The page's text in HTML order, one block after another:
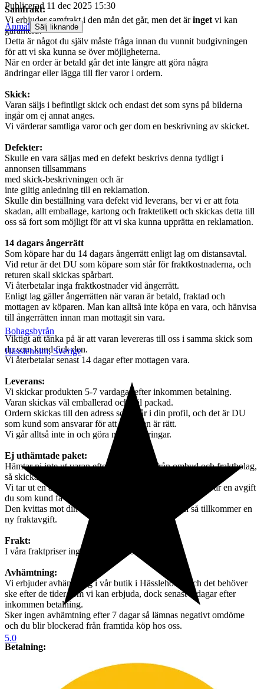
Samfrakt:
Vi erbjuder samfrakt i den mån det går, men det äringet vi kan
garantera!
Detta är något du själv måste fråga innan du vunnit budgivningen
för att vi ska kunna se över möjligheterna.
När en order är betald går det inte längre att göra några
ändringar eller lägga till fler varor i ordern.
Skick:
Varan säljs i befintligt skick och endast det som syns på bilderna
ingår om ej annat anges.
Vi värderar samtliga varor och ger dom en beskrivning av skicket.
Defekter:
Skulle en vara säljas med en defekt beskrivs denna tydligt i
annonsen tillsammans
med skick-beskrivningen och är
inte giltig anledning till en reklamation.
Skulle din beställning vara defekt vid leverans, ber vi er att fota
skadan, allt emballage, kartong och fraktetikett och skickas detta till
oss så fort som möjligt för att vi ska kunna upprätta en reklamation.
14 dagars ångerrätt
Som köpare har du 14 dagars ångerrätt enligt lag om distansavtal.
Vid retur är det DU som köpare som står för fraktkostnaderna, och
returen skall skickas spårbart.
Vi återbetalar inga fraktkostnader vid ångerrätt.
Enligt lag gäller ångerrätten när varan är betald, fraktad och
mottagen av köparen. Man kan alltså inte köpa en vara, och hänvisa
till ångerrätten innan man mottagit sin vara.
Viktigt att tänka på är att varan levereras till oss i samma skick som
du som kund fick den.
Vi återbetalar senast 14 dagar efter mottagen vara.
Leverans:
Vi skickar produkten 5-7 vardagar efter inkommen betalning.
Varan skickas väl emballerad och väl packad.
Ordern skickas till den adress som står i din profil, och det är DU
som kund som ansvarar för att adressen är rätt.
Vi går alltså inte in och göra några ändringar.
Ej uthämtade paket:
Hämtar ni inte ut varan efter påminnelse från ombud och fraktbolag,
så skickas varan tillbaka till oss,
Vi tar ut en avgift om 395 kr för orderhantering, och det är en avgift
du som kund få stå för.
Den kvittas mot din order. Ska varan skickas igen så tillkommer en
ny fraktavgift.
Frakt:
I våra fraktpriser ingår emballage och hantering.
Avhämtning:
Vi erbjuder avhämtning i vår butik i Hässleholm, och det behöver
ske efter de tider som vi kan erbjuda, dock senast 7 dagar efter
inkommen betalning.
Sker ingen avhämtning efter 7 dagar så lämnas negativt omdöme
och du blir blockerad från framtida köp hos oss.
Betalning:
Inkommer ingen betalning så läggs objektet ut igen utan undantag
Publicerad 11 dec 2025 15:30
Anmäl Sälj liknande
Bohagsbyrån
Hässleholm,Sverige
5.0